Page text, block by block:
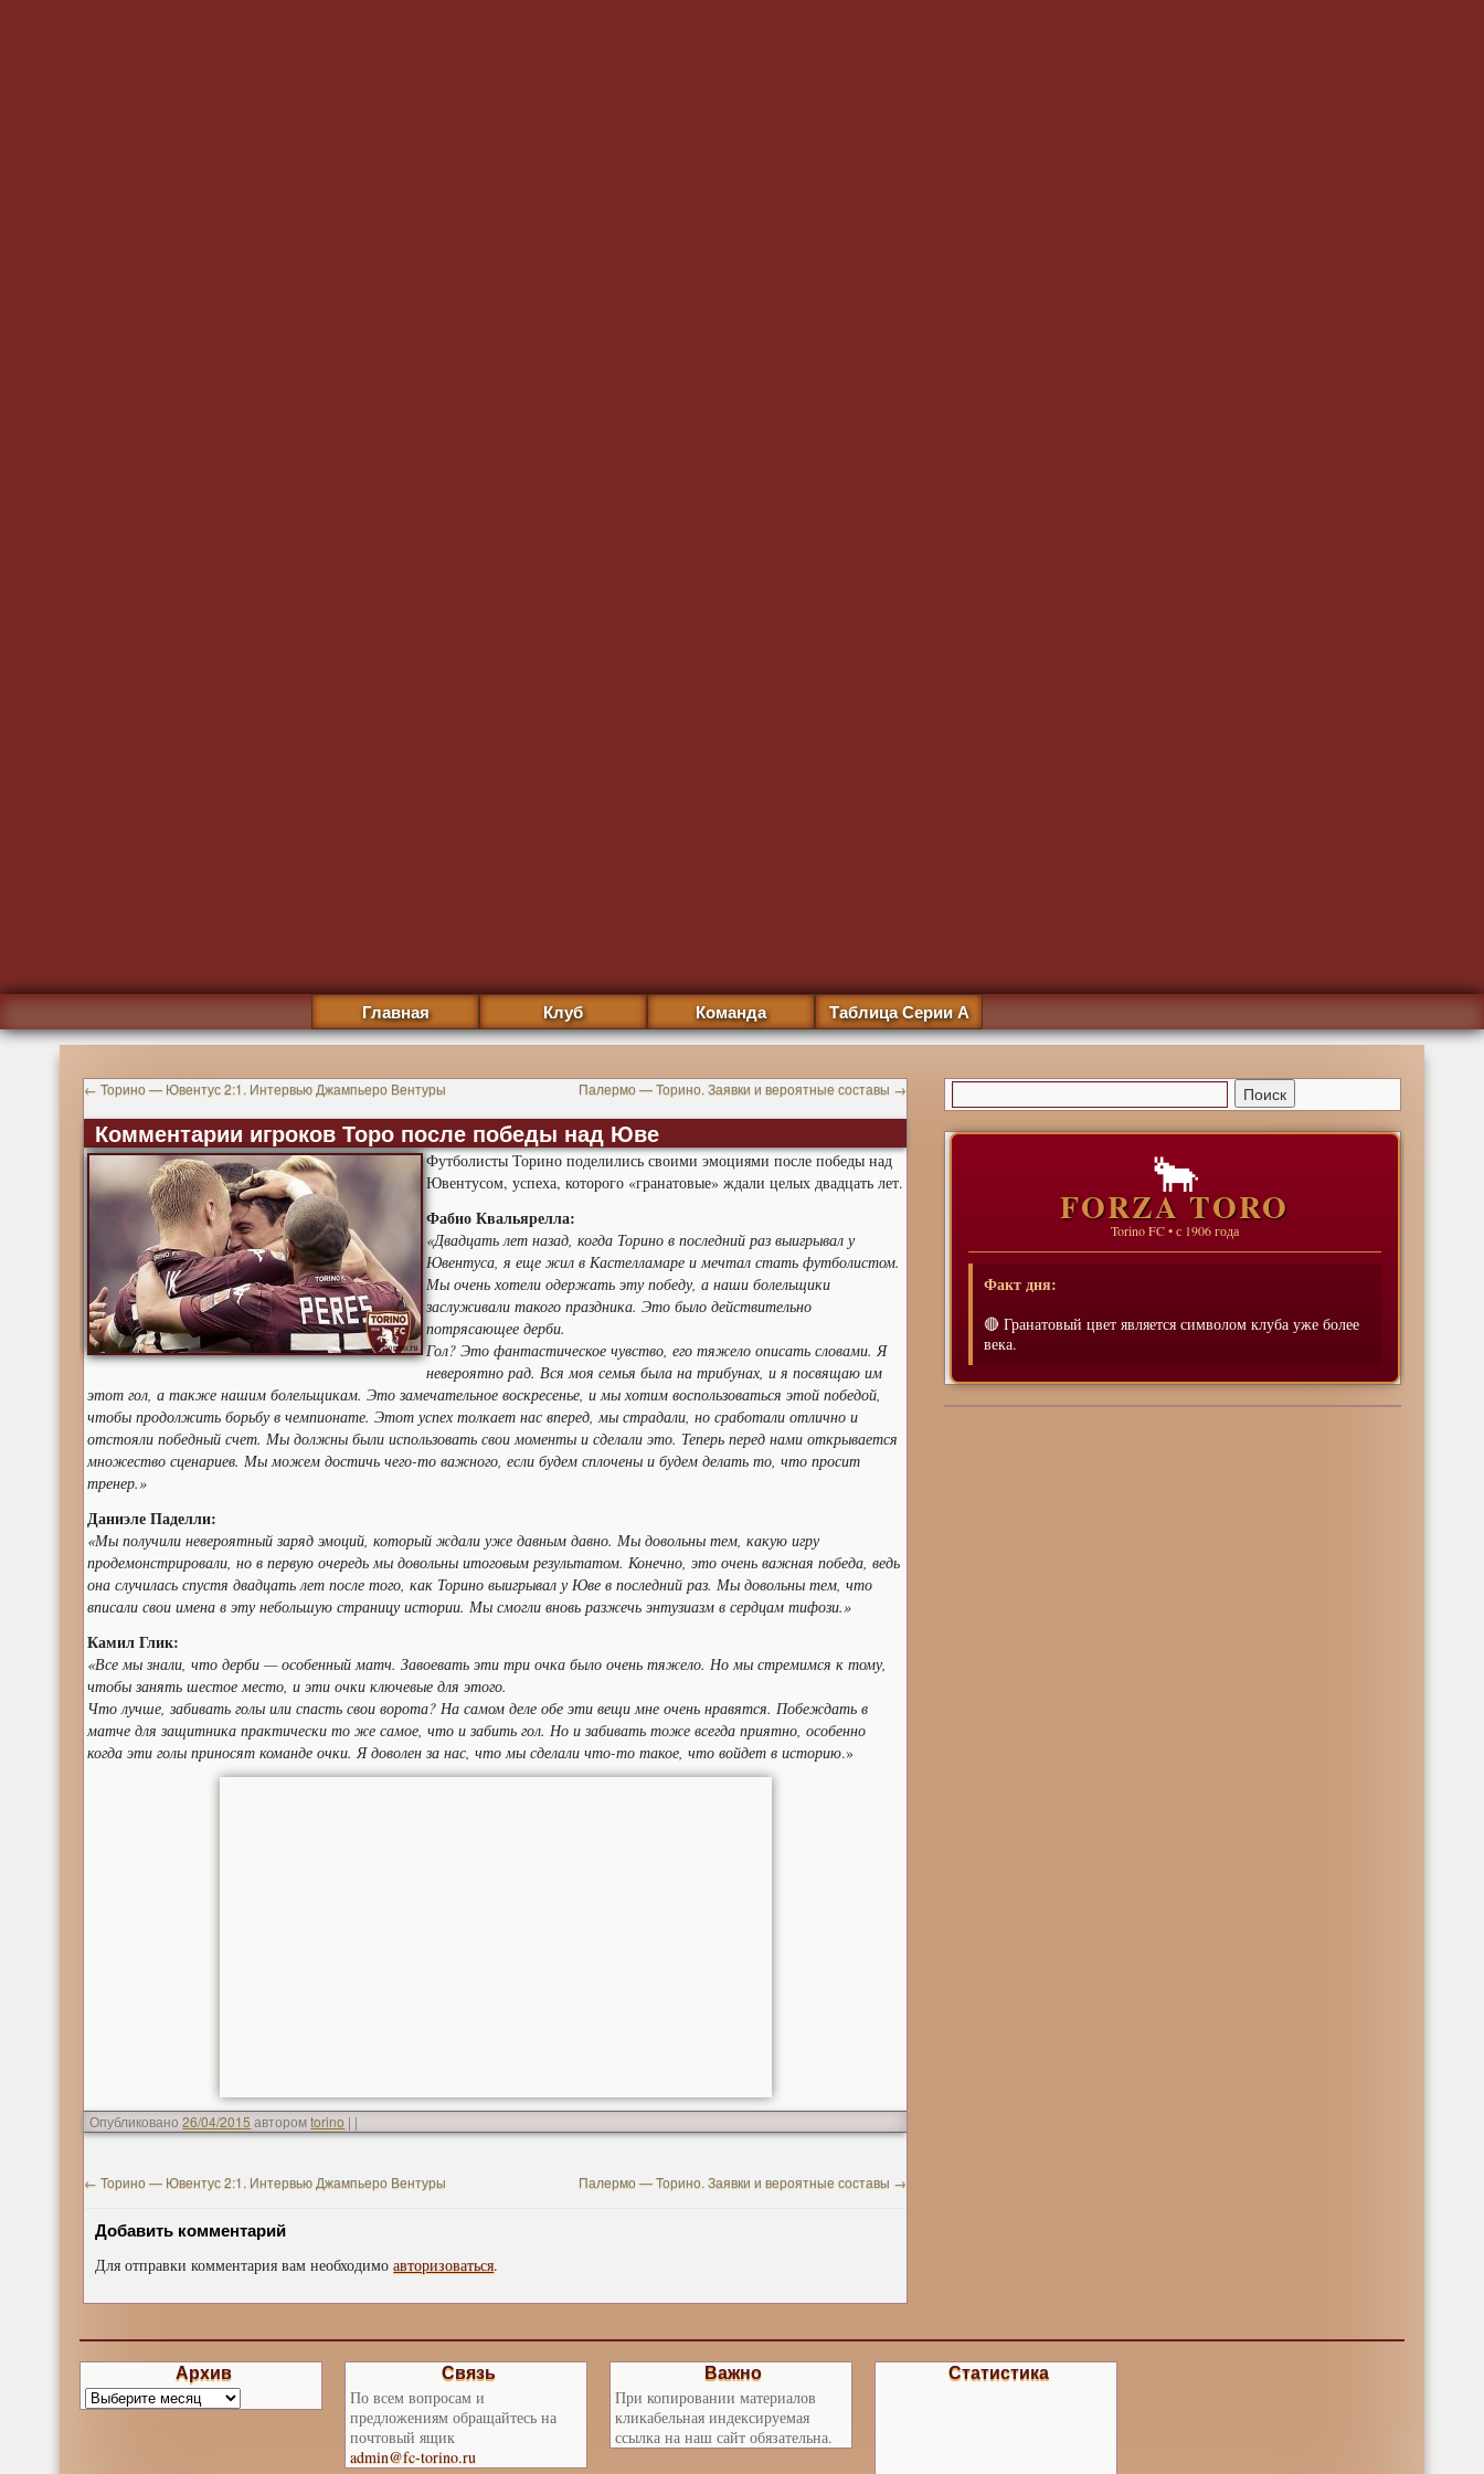
Главная Клуб Команда Таблица Серии А
← Торино — Ювентус 2:1. Интервью Джампьеро Вентуры Палермо — Торино. Заявки и вероятные составы →
Комментарии игроков Торо после победы над Юве
Футболисты Торино поделились своими эмоциями после победы над
Ювентусом, успеха, которого «гранатовые» ждали целых двадцать лет.
Фабио Квальярелла:
«Двадцать лет назад, когда Торино в последний раз выигрывал у
Ювентуса, я еще жил в Кастелламаре и мечтал стать футболистом.
Мы очень хотели одержать эту победу, а наши болельщики
заслуживали такого праздника. Это было действительно
потрясающее дерби.
Гол? Это фантастическое чувство, его тяжело описать словами. Я
невероятно рад. Вся моя семья была на трибунах, и я посвящаю им
этот гол, а также нашим болельщикам. Это замечательное воскресенье, и мы хотим воспользоваться этой победой,
чтобы продолжить борьбу в чемпионате. Этот успех толкает нас вперед, мы страдали, но сработали отлично и
отстояли победный счет. Мы должны были использовать свои моменты и сделали это. Теперь перед нами открывается
множество сценариев. Мы можем достичь чего-то важного, если будем сплочены и будем делать то, что просит
тренер.»
Даниэле Паделли:
«Мы получили невероятный заряд эмоций, который ждали уже давным давно. Мы довольны тем, какую игру
продемонстрировали, но в первую очередь мы довольны итоговым результатом. Конечно, это очень важная победа, ведь
она случилась спустя двадцать лет после того, как Торино выигрывал у Юве в последний раз. Мы довольны тем, что
вписали свои имена в эту небольшую страницу истории. Мы смогли вновь разжечь энтузиазм в сердцам тифози.»
Камил Глик:
«Все мы знали, что дерби — особенный матч. Завоевать эти три очка было очень тяжело. Но мы стремимся к тому,
чтобы занять шестое место, и эти очки ключевые для этого.
Что лучше, забивать голы или спасть свои ворота? На самом деле обе эти вещи мне очень нравятся. Побеждать в
матче для защитника практически то же самое, что и забить гол. Но и забивать тоже всегда приятно, особенно
когда эти голы приносят команде очки. Я доволен за нас, что мы сделали что-то такое, что войдет в историю.»
Опубликовано 26/04/2015 авторомtorino | |
← Торино — Ювентус 2:1. Интервью Джампьеро Вентуры Палермо — Торино. Заявки и вероятные составы →
Добавить комментарий
Для отправки комментария вам необходимоавторизоваться.
🐂
FORZA TORO
Torino FC • с 1906 года
Факт дня:
🔴 Гранатовый цвет является символом клуба уже более
века.
Архив Связь
По всем вопросам и
предложениям обращайтесь на
почтовый ящик
admin@fc-torino.ru
Важно
При копировании материалов
кликабельная индексируемая
ссылка на наш сайт обязательна.
Статистика